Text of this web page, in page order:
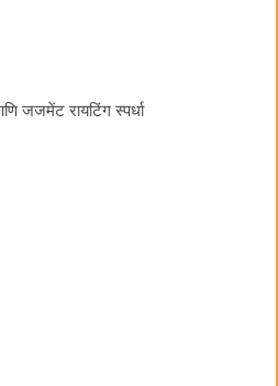
जजमेंट रायटिंग स्पर्धा